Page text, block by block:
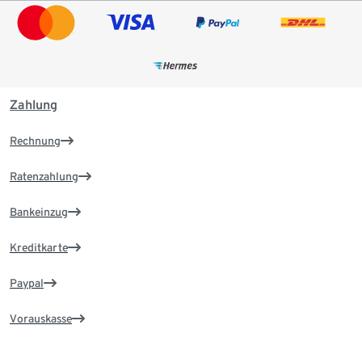
Zahlung
Rechnung
Ratenzahlung
Bankeinzug
Kreditkarte
Paypal
Vorauskasse